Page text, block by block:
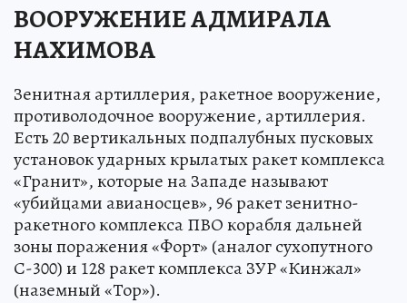
ВООРУЖЕНИЕ АДМИРАЛА
НАХИМОВА
Зенитная артиллерия, ракетное вооружение,
противолодочное вооружение, артиллерия.
Есть 20 вертикальных подпалубных пусковых
установок ударных крылатых ракет комплекса
«Гранит», которые на Западе называют
«убийцами авианосцев», 96 ракет зенитно-
ракетного комплекса ПВО корабля дальней
зоны поражения «Форт» (аналог сухопутного
С-300) и 128 ракет комплекса ЗУР «Кинжал»
(наземный «Тор»).